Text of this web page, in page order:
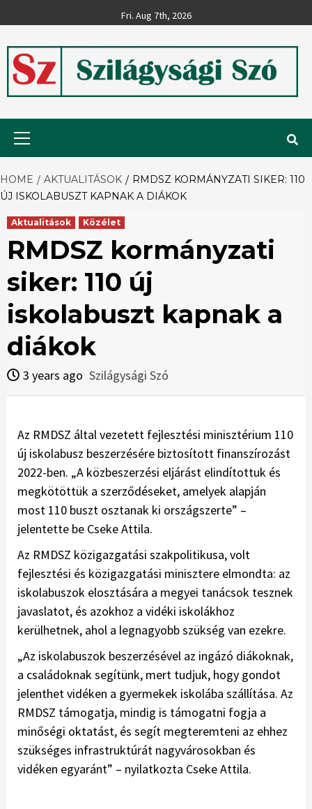
to
Fri. Aug 7th, 2026
Szilágysági
Szó
HOME AKTUALITÁSOK
RMDSZ KORMÁNYZATI SIKER: 110
ÚJ ISKOLABUSZT KAPNAK A DIÁKOK
Aktualitások Közélet
RMDSZ kormányzati
siker: 110 új
iskolabuszt kapnak a
diákok
3 years ago Szilágysági Szó
Az RMDSZ által vezetett fejlesztési minisztérium 110
új iskolabusz beszerzésére biztosított finanszírozást
2022-ben. „A közbeszerzési eljárást elindítottuk és
megkötöttük a szerződéseket, amelyek alapján
most 110 buszt osztanak ki országszerte” –
jelentette be Cseke Attila.
Az RMDSZ közigazgatási szakpolitikusa, volt
fejlesztési és közigazgatási minisztere elmondta: az
iskolabuszok elosztására a megyei tanácsok tesznek
javaslatot, és azokhoz a vidéki iskolákhoz
kerülhetnek, ahol a legnagyobb szükség van ezekre.
„Az iskolabuszok beszerzésével az ingázó diákoknak,
a családoknak segítünk, mert tudjuk, hogy gondot
jelenthet vidéken a gyermekek iskolába szállítása. Az
RMDSZ támogatja, mindig is támogatni fogja a
minőségi oktatást, és segít megteremteni az ehhez
szükséges infrastruktúrát nagyvárosokban és
vidéken egyaránt” – nyilatkozta Cseke Attila.